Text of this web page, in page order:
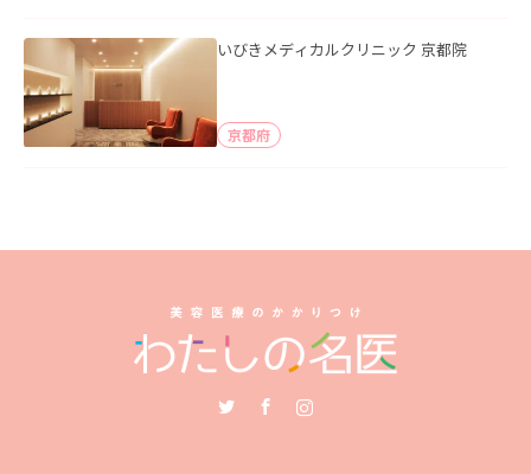
いびきメディカルクリニック 京都院
京都府